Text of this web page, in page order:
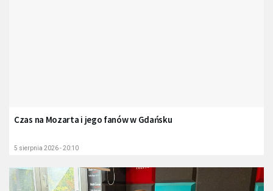
Czas na Mozarta i jego fanów w Gdańsku
5 sierpnia 2026 - 20:10